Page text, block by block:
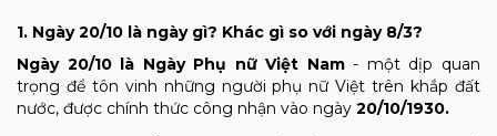
1. Ngày 20/10 là ngày gì? Khác gì so với ngày 8/3?
Ngày 20/10 là Ngày Phụ nữ Việt Nam- một dịp quan
trọng để tôn vinh những người phụ nữ Việt trên khắp đất
nước, được chính thức công nhận vào ngày 20/10/1930.